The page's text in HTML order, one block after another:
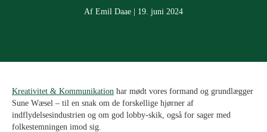
Af Emil Daae | 19. juni 2024
Kreativitet & Kommunikation har mødt vores formand og grundlægger
Sune Wæsel – til en snak om de forskellige hjørner af
indflydelsesindustrien og om god lobby-skik, også for sager med
folkestemningen imod sig.